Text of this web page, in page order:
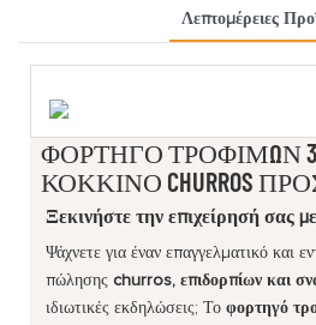
Λεπτομέρειες
ΦΟΡΤΗΓΌ ΤΡΟΦΊΜΩΝ
ΚΌΚΚΙΝΟ CHURROS
Ξεκινήστε την επιχείρησή σας
Ψάχνετε για έναν επαγγελματικό και
πώλησης churros, επιδορπίων και
ιδιωτικές εκδηλώσεις; Τοφορτηγό